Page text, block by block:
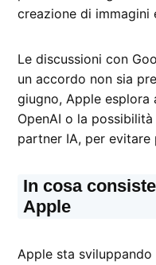
creazione di
Le discussioni con
un accordo non sia
giugno, Apple
OpenAI o la
partner IA, per
In cosa
Apple
Apple sta